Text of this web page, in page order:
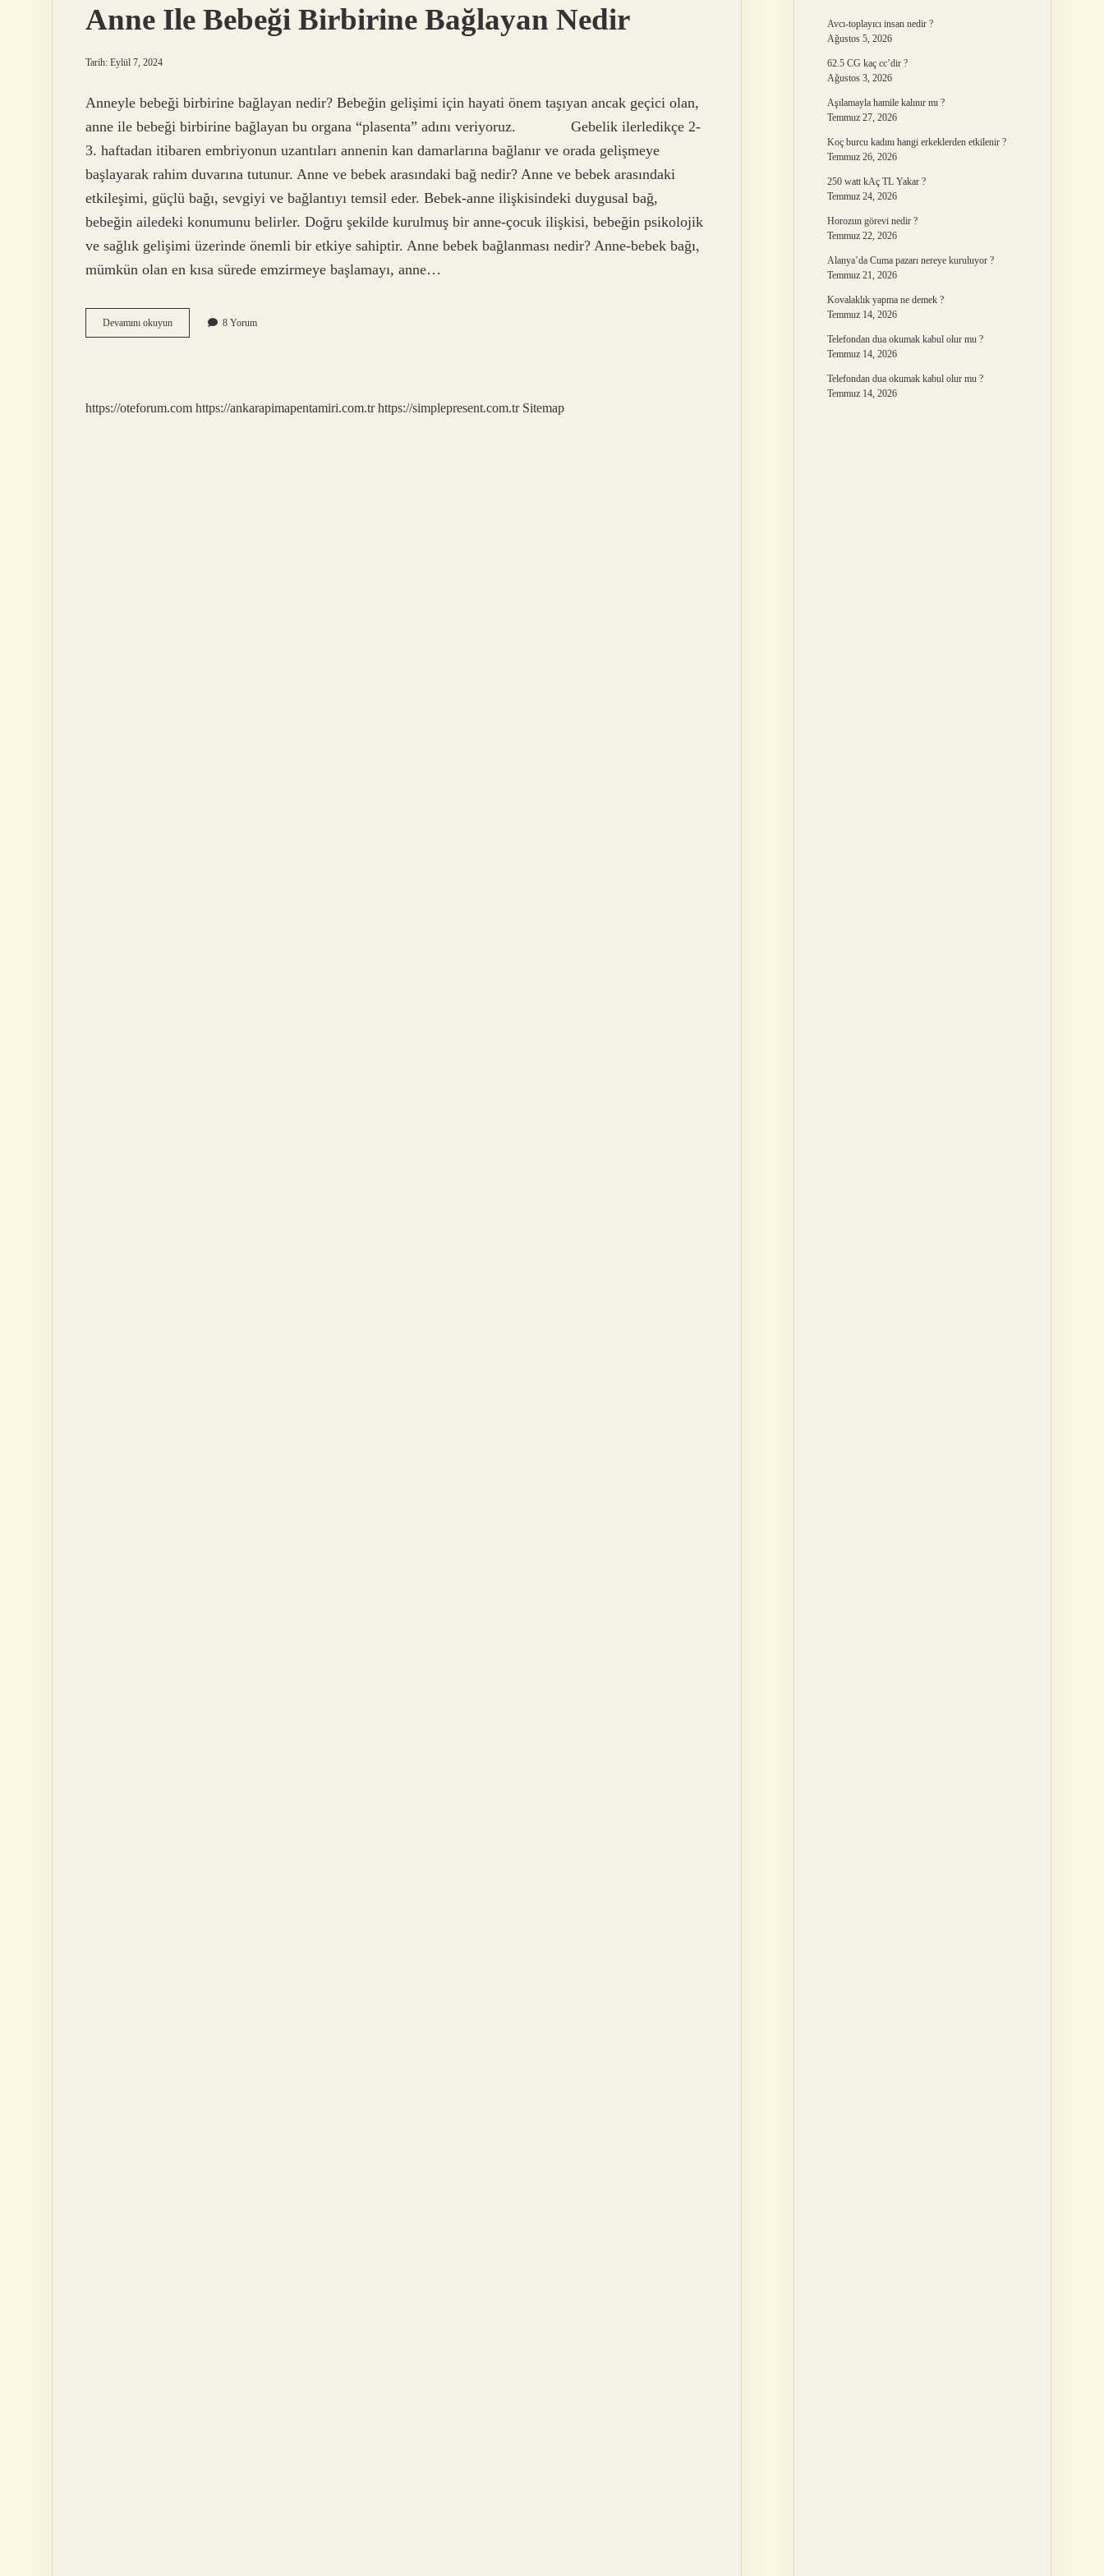
Anne Ile Bebeği Birbirine Bağlayan Nedir
Tarih: Eylül 7, 2024
Anneyle bebeği birbirine bağlayan nedir? Bebeğin gelişimi için hayati önem taşıyan ancak geçici olan,
anne ile bebeği birbirine bağlayan bu organa “plasenta” adını veriyoruz. ⠀⠀ ⠀⠀ Gebelik ilerledikçe 2-
3. haftadan itibaren embriyonun uzantıları annenin kan damarlarına bağlanır ve orada gelişmeye
başlayarak rahim duvarına tutunur. Anne ve bebek arasındaki bağ nedir? Anne ve bebek arasındaki
etkileşimi, güçlü bağı, sevgiyi ve bağlantıyı temsil eder. Bebek-anne ilişkisindeki duygusal bağ,
bebeğin ailedeki konumunu belirler. Doğru şekilde kurulmuş bir anne-çocuk ilişkisi, bebeğin psikolojik
ve sağlık gelişimi üzerinde önemli bir etkiye sahiptir. Anne bebek bağlanması nedir? Anne-bebek bağı,
mümkün olan en kısa sürede emzirmeye başlamayı, anne…
Devamını okuyunAnne
Ile
8 Yorum
https://oteforum.com https://ankarapimapentamiri.com.tr https://simplepresent.com.tr Sitemap
Avcı-toplayıcı insan nedir ?
Ağustos 5, 2026
62.5 CG kaç cc’dir ?
Ağustos 3, 2026
Aşılamayla hamile kalınır mı ?
Temmuz 27, 2026
Koç burcu kadını hangi erkeklerden etkilenir ?
Temmuz 26, 2026
250 watt kAç TL Yakar ?
Temmuz 24, 2026
Horozun görevi nedir ?
Temmuz 22, 2026
Alanya’da Cuma pazarı nereye kuruluyor ?
Temmuz 21, 2026
Kovalaklık yapma ne demek ?
Temmuz 14, 2026
Telefondan dua okumak kabul olur mu ?
Temmuz 14, 2026
Telefondan dua okumak kabul olur mu ?
Temmuz 14, 2026